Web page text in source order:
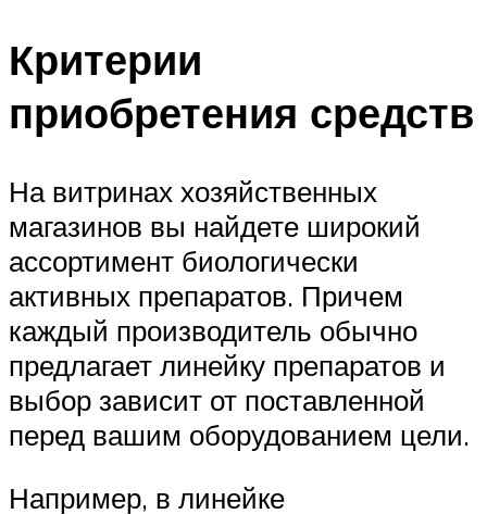
Критерии
приобретения средств
На витринах хозяйственных
магазинов вы найдете широкий
ассортимент биологически
активных препаратов. Причем
каждый производитель обычно
предлагает линейку препаратов и
выбор зависит от поставленной
перед вашим оборудованием цели.
Например, в линейке